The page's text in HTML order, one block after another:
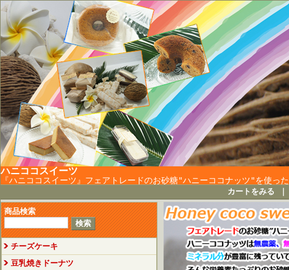
ハニココスイーツ
『ハニココスイーツ』フェアトレードのお砂糖"ハニーココナッツ"を使っ
カートをみる
商品検索
チーズケーキ
豆乳焼きドーナツ